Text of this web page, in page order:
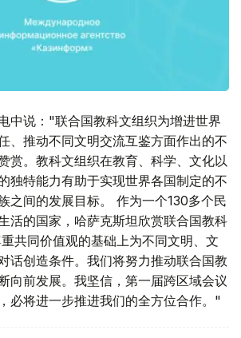
中说："联合国教科文组织为增进世界
、推动不同文明交流互鉴方面作出的不
赏。教科文组织在教育、科学、文化以
独特能力有助于实现世界各国制定的不
之间的发展目标。 作为一个130多个民
活的国家，哈萨克斯坦欣赏联合国教科
共同价值观的基础上为不同文明、文
话创造条件。我们将努力推动联合国教
向前发展。我坚信，第一届跨区域会议
必将进一步推进我们的全方位合作。"